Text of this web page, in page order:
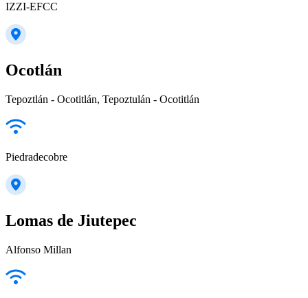
IZZI-EFCC
Ocotlán
Tepoztlán - Ocotitlán, Tepoztulán - Ocotitlán
Piedradecobre
Lomas de Jiutepec
Alfonso Millan